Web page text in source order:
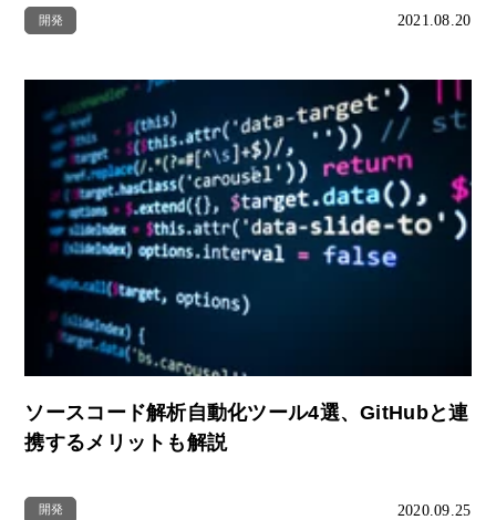
開発 2021.08.20
ソースコード解析自動化ツール4選、GitHubと連
携するメリットも解説
開発 2020.09.25